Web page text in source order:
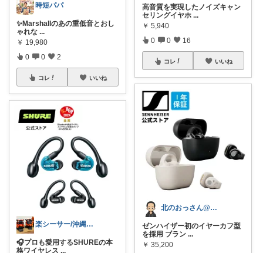
時短パパ
✨Marshallのあの重低音とおし
ゃれな ...
￥ 19,980
0 0 2
コレ いいね
楽シーサー/沖縄好きのおすすめROOM
🎧プロも愛用するSHUREの本
格ワイヤレス ...
高音質を実現したノイズキャン
セリングイヤホ ...
￥ 5,940
0 0 16
コレ いいね
北のおっさん@ガジェット好き
ゼンハイザー初のイヤーカフ型
を採用 ブラン ...
￥ 35,200